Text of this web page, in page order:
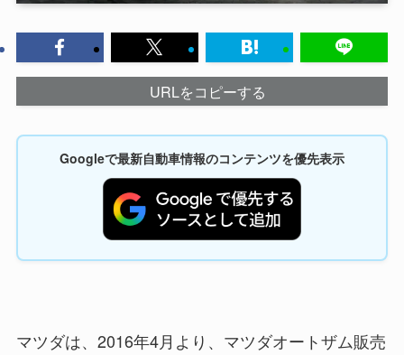
URLをコピーする
Googleで最新自動車情報のコンテンツを優先表示
マツダは、2016年4月より、マツダオートザム販売